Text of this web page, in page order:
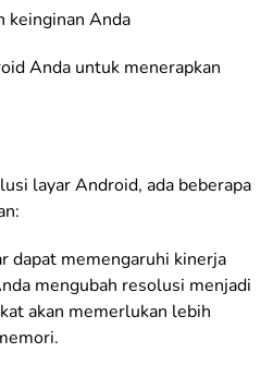
keinginan Anda
Anda untuk menerapkan
layar Android, ada beberapa
dapat memengaruhi kinerja
mengubah resolusi menjadi
akan memerlukan lebih